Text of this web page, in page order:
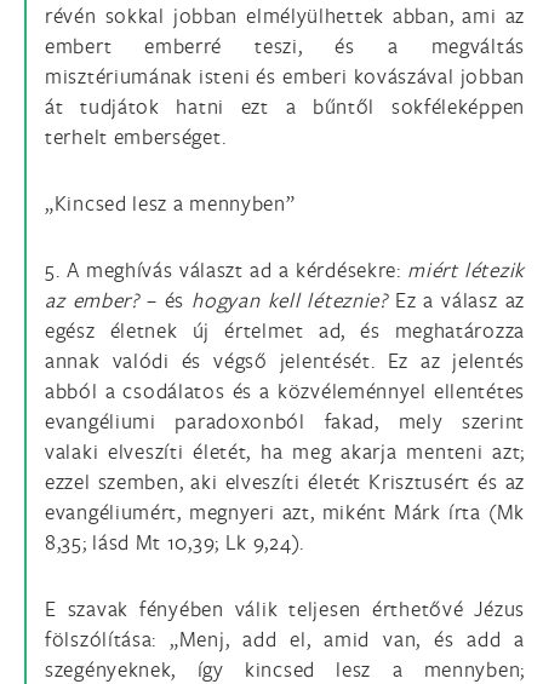
révén sokkal jobban elmélyülhettek abban, ami az
embert emberré teszi, és a megváltás
misztériumának isteni és emberi kovászával jobban
át tudjátok hatni ezt a bűntől sokféleképpen
terhelt emberséget.
„Kincsed lesz a mennyben”
5. A meghívás választ ad a kérdésekre: miért létezik
az ember?– és hogyan kell léteznie?Ez a válasz az
egész életnek új értelmet ad, és meghatározza
annak valódi és végső jelentését. Ez az jelentés
abból a csodálatos és a közvéleménnyel ellentétes
evangéliumi paradoxonból fakad, mely szerint
valaki elveszíti életét, ha meg akarja menteni azt;
ezzel szemben, aki elveszíti életét Krisztusért és az
evangéliumért, megnyeri azt, miként Márk írta (Mk
8,35; lásd Mt 10,39; Lk 9,24).
E szavak fényében válik teljesen érthetővé Jézus
fölszólítása: „Menj, add el, amid van, és add a
szegényeknek, így kincsed lesz a mennyben;